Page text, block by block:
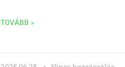
TOVÁBB »